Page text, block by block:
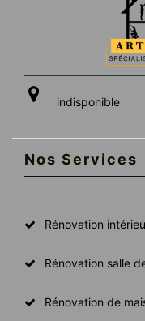
indisponible
Nos Services
Rénovation
Rénovation salle
Rénovation de